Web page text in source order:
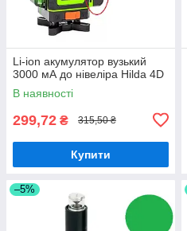
Li-ion акумулятор вузький
3000 мА до нівеліра Hilda 4D
В наявності
299,72 ₴ 315,50 ₴
Купити
–5%